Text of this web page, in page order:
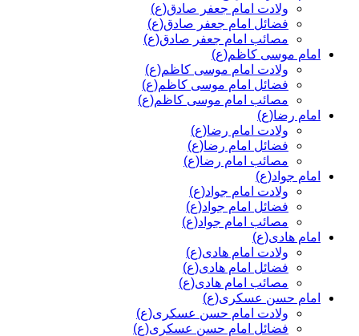
ولادت امام جعفر صادق(ع)
فضائل امام جعفر صادق(ع)
مصائب امام جعفر صادق(ع)
امام موسی کاظم(ع)
ولادت امام موسی کاظم(ع)
فضائل امام موسی کاظم(ع)
مصائب امام موسی کاظم(ع)
امام رضا(ع)
ولادت امام رضا(ع)
فضائل امام رضا(ع)
مصائب امام رضا(ع)
امام جواد(ع)
ولادت امام جواد(ع)
فضائل امام جواد(ع)
مصائب امام جواد(ع)
امام هادی(ع)
ولادت امام هادی(ع)
فضائل امام هادی(ع)
مصائب امام هادی(ع)
امام حسن عسکری(ع)
ولادت امام حسن عسکری(ع)
فضائل امام حسن عسکری(ع)